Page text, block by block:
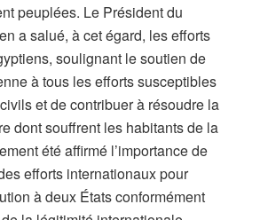
peuplées. Le Président du
a salué, à cet égard, les efforts
soulignant le soutien de
à tous les efforts susceptibles
et de contribuer à résoudre la
dont souffrent les habitants de la
été affirmé l’importance de
efforts internationaux pour
à deux États conformément